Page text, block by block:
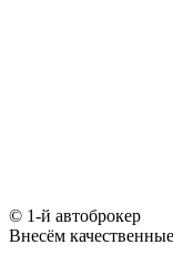
© 1-й автоброкер
Внесём